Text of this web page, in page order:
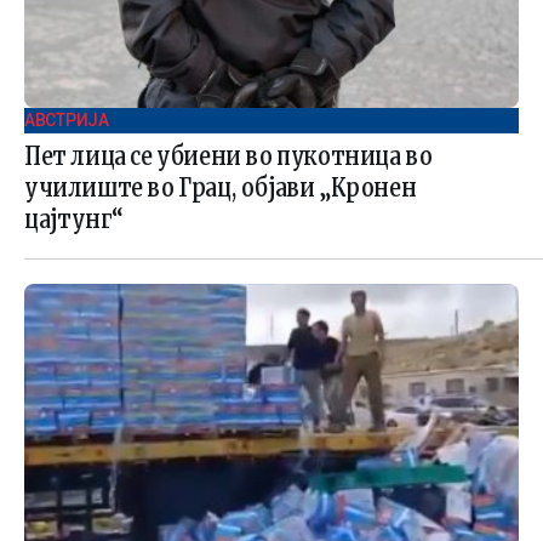
АВСТРИЈА
Пет лица се убиени во пукотница во
училиште во Грац, објави „Кронен
цајтунг“